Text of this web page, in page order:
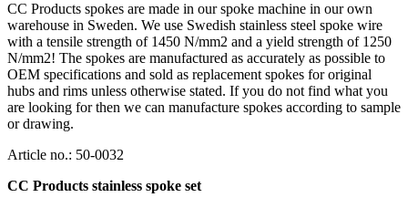
YZ/WR/YZF/WRF
2002-
aantal
CC Products spokes are made in our spoke machine in our own
warehouse in Sweden. We use Swedish stainless steel spoke wire
with a tensile strength of 1450 N/mm2 and a yield strength of 1250
N/mm2! The spokes are manufactured as accurately as possible to
OEM specifications and sold as replacement spokes for original
hubs and rims unless otherwise stated. If you do not find what you
are looking for then we can manufacture spokes according to sample
or drawing.
Article no.: 50-0032
CC Products stainless spoke set